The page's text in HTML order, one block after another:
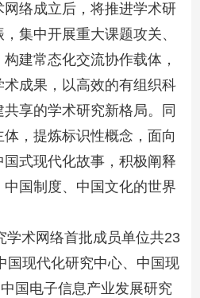
络成立后，将推进学术研
集中开展重大课题攻关、
建常态化交流协作载体，
成果，以高效的有组织科
享的学术研究新格局。同
，提炼标识性概念，面向
式现代化故事，积极阐释
国制度、中国文化的世界
术网络首批成员单位共23
国现代化研究中心、中国现
国电子信息产业发展研究